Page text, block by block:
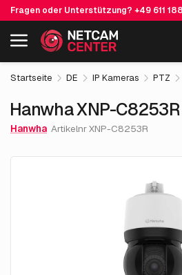
Fragen oder Unterstützung? +49 611
Einschließlich EOL-Produkte
Hanwha XNP-C8253R
Startseite DE IP Kameras PTZ
Hanwha XNP-C8253R
Hanwha Artikelnr XNP-C8253R